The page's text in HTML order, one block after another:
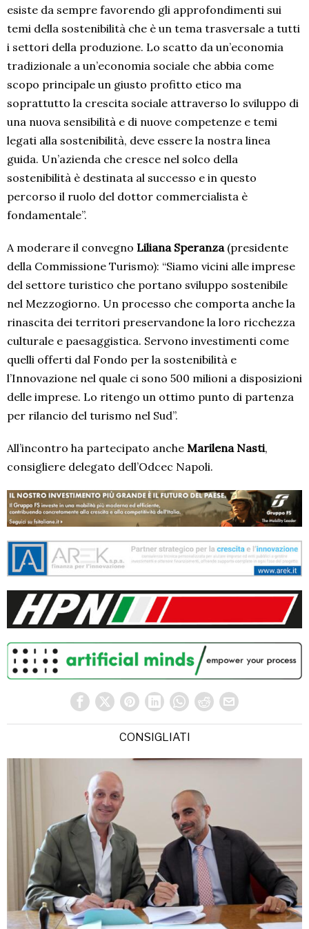
esiste da sempre favorendo gli approfondimenti sui
temi della sostenibilità che è un tema trasversale a tutti
i settori della produzione. Lo scatto da un’economia
tradizionale a un’economia sociale che abbia come
scopo principale un giusto profitto etico ma
soprattutto la crescita sociale attraverso lo sviluppo di
una nuova sensibilità e di nuove competenze e temi
legati alla sostenibilità, deve essere la nostra linea
guida. Un’azienda che cresce nel solco della
sostenibilità è destinata al successo e in questo
percorso il ruolo del dottor commercialista è
fondamentale”.
A moderare il convegno Liliana Speranza(presidente
della Commissione Turismo): “Siamo vicini alle imprese
del settore turistico che portano sviluppo sostenibile
nel Mezzogiorno. Un processo che comporta anche la
rinascita dei territori preservandone la loro ricchezza
culturale e paesaggistica. Servono investimenti come
quelli offerti dal Fondo per la sostenibilità e
l’Innovazione nel quale ci sono 500 milioni a disposizioni
delle imprese. Lo ritengo un ottimo punto di partenza
per rilancio del turismo nel Sud”.
All’incontro ha partecipato anche Marilena Nasti,
consigliere delegato dell’Odcec Napoli.
CONSIGLIATI